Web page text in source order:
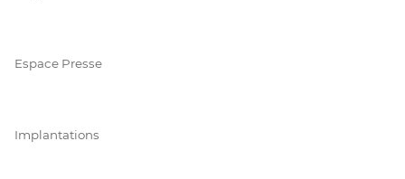
Espace Presse
Implantations